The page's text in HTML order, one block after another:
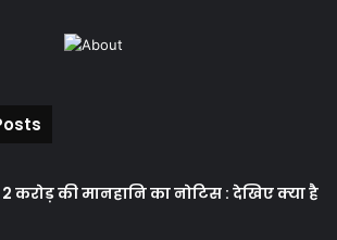
करोड़ की मानहानि का नोटिस : देखिए क्या है